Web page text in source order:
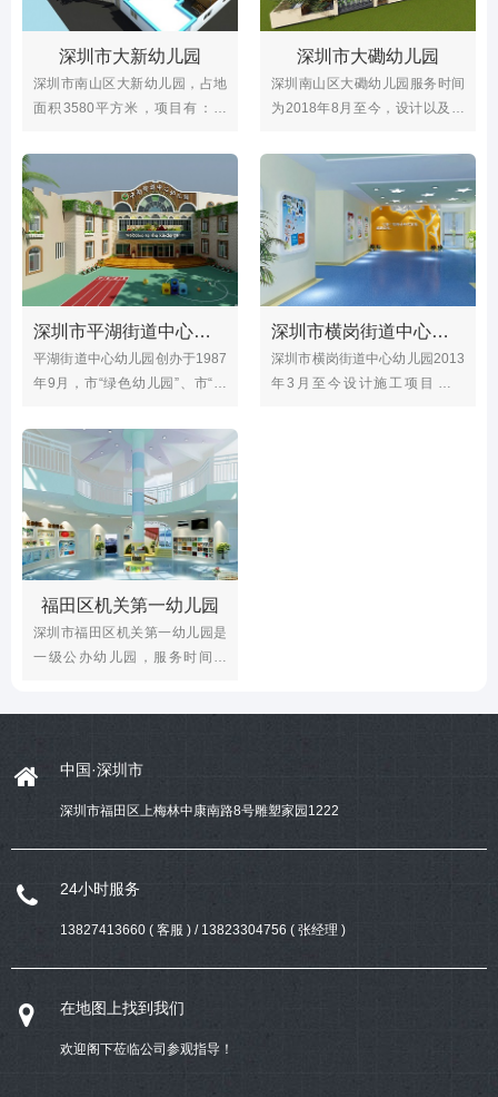
深圳市大新幼儿园
深圳市南山区大新幼儿园，占地
面积3580平方米，项目有：教
深圳市大磡幼儿园
深圳南山区大磡幼儿园服务时间
为2018年8月至今，设计以及施
整体、游乐设施等；幼儿园宽敞
明亮，配备舞蹈室、美术室、科
学室、图书室等功能室多间。
深圳市平湖街道中心幼儿园
平湖街道中心幼儿园创办于1987
年9月，市“绿色幼儿园”、市“园
7572平，建筑面积5004平,共15
个教学班。 设计施工项目：大
厅、户外小舞台、整
深圳市横岗街道中心幼儿园
深圳市横岗街道中心幼儿园2013
年3月至今设计施工项目有大
福田区机关第一幼儿园
深圳市福田区机关第一幼儿园是
一级公办幼儿园，服务时间为
中国·深圳市
深圳市福田区上梅林中康南路8号雕塑家园1222
24小时服务
13827413660 ( 客服 ) / 13823304756 ( 张经理 )
在地图上找到我们
欢迎阁下莅临公司参观指导！